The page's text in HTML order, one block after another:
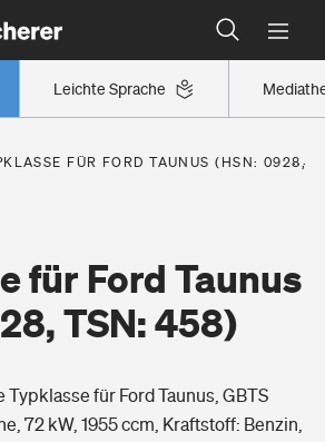
Leichte Sprache
Versicherer finden
Ihre Region eingestuft
Versicherer finden
FÜR FORD TAUNUS (HSN: 0928,
für Ford Taunus
TSN: 458)
Typklasse für Ford Taunus, GBTS
72 kW, 1955 ccm, Kraftstoff: Benzin,